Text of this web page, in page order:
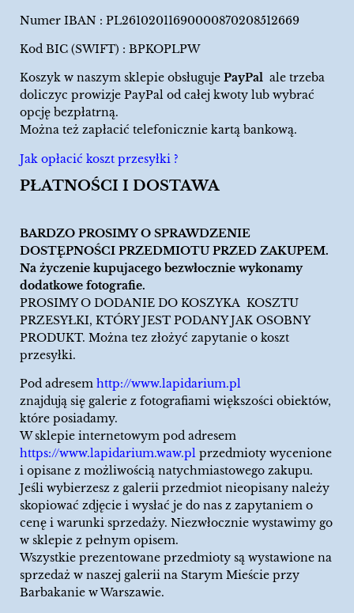
Numer IBAN : PL26102011690000870208512669
Kod BIC (SWIFT) : BPKOPLPW
Koszyk w naszym sklepie obsługuje PayPal ale trzeba
doliczyc prowizje PayPal od całej kwoty lub wybrać
opcję bezpłatrną.
Można też zapłacić telefonicznie kartą bankową.
Jak opłacić koszt przesyłki ?
PŁATNOŚCI I DOSTAWA
BARDZO PROSIMY O SPRAWDZENIE
DOSTĘPNOŚCI PRZEDMIOTU PRZED ZAKUPEM.
Na życzenie kupujacego bezwłocznie wykonamy
dodatkowe fotografie.
PROSIMY O DODANIE DO KOSZYKA KOSZTU
PRZESYŁKI, KTÓRY JEST PODANY JAK OSOBNY
PRODUKT. Można tez złożyć zapytanie o koszt
przesyłki.
Pod adresem http://www.lapidarium.pl
znajdują się galerie z fotografiami większości obiektów,
które posiadamy.
W sklepie internetowym pod adresem
https://www.lapidarium.waw.pl przedmioty wycenione
i opisane z możliwością natychmiastowego zakupu.
Jeśli wybierzesz z galerii przedmiot nieopisany należy
skopiować zdjęcie i wysłać je do nas z zapytaniem o
cenę i warunki sprzedaży. Niezwłocznie wystawimy go
w sklepie z pełnym opisem.
Wszystkie prezentowane przedmioty są wystawione na
sprzedaż w naszej galerii na Starym Mieście przy
Barbakanie w Warszawie.